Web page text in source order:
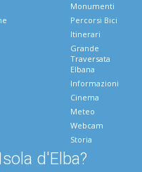
Monumenti
Percorsi Bici
Itinerari
Grande
Traversata
Elbana
Informazioni
Cinema
Meteo
Webcam
Storia
d'Elba?